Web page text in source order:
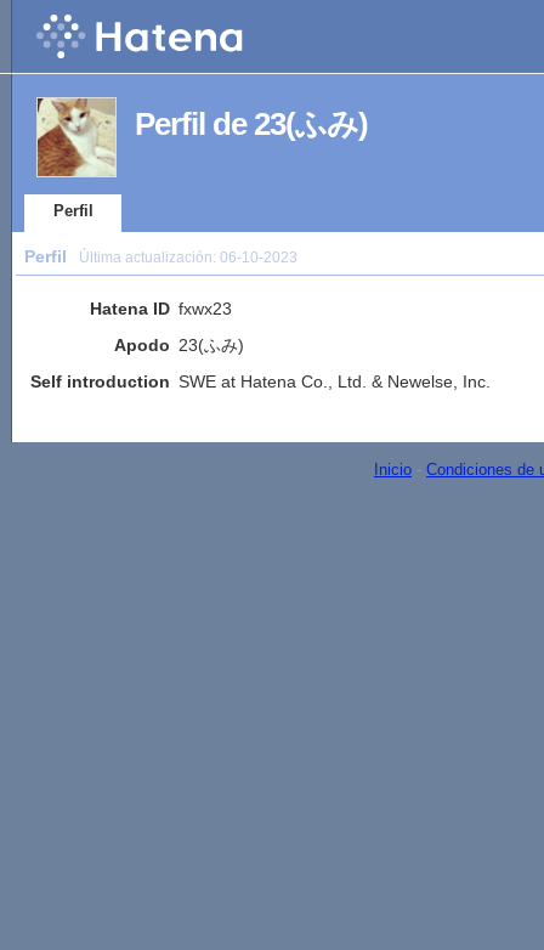
Perfil de 23(ふみ)
Perfil
Perfil Última actualización: 06-10-2023
Hatena ID fxwx23
Apodo 23(ふみ)
Self introduction SWE at Hatena Co., Ltd. & Newelse, Inc.
Inicio - Condiciones de